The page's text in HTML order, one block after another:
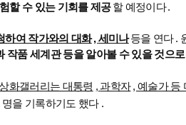
할 수 있는 기회를 제공할 예정이다.
하여 작가와의 대화,세미나등을 연다.
작품 세계관 등을 알아볼 수 있을 것으
화갤러리는 대통령 ,과학자 ,예술가 등
명을 기록하기도 했다 .